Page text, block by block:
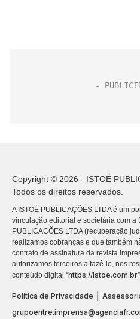
Copyright © 2026 - ISTOÉ
Todos os direitos reservados.
A ISTOÉ PUBLICAÇÕES LTDA é um
vinculação editorial e societária com a
PUBLICACÕES LTDA (recuperação
realizamos cobranças e que também
contrato de assinatura da revista
autorizamos terceiros a fazê-lo, nos
conteúdo digital “https://istoe.com.br
Política de Privacidade